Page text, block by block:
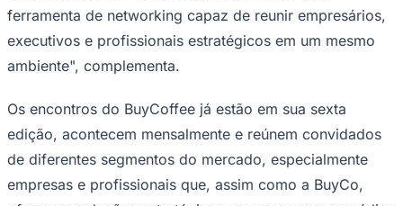
Fluminense
ferramenta de networking capaz de reunir empresários,
executivos e profissionais estratégicos em um mesmo
ambiente", complementa.
Os encontros do BuyCoffee já estão em sua sexta
edição, acontecem mensalmente e reúnem convidados
de diferentes segmentos do mercado, especialmente
empresas e profissionais que, assim como a BuyCo,